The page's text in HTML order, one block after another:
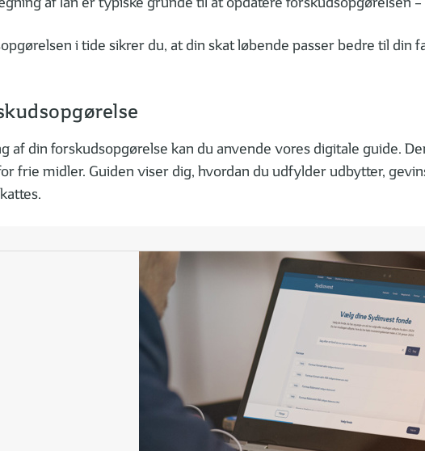
i tide sikrer du, at din skat løbende passer bedre til din
af din forskudsopgørelse kan du anvende vores digitale guide.
frie midler. Guiden viser dig, hvordan du udfylder udbytter,